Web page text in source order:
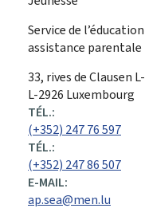
Service de
assistance parentale
ADRESSE
:
33, rives de Clausen
L-2926 Luxembourg
TÉL.:
(+352) 247 76 597
TÉL.:
(+352) 247 86 507
E-MAIL:
ap.sea@men.lu